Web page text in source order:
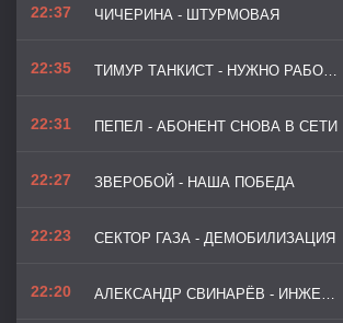
22:37 ЧИЧЕРИНА - ШТУРМОВАЯ
22:35 ТИМУР ТАНКИСТ - НУЖНО РАБОТАТЬ, БРАТ
22:31 ПЕПЕЛ - АБОНЕНТ СНОВА В СЕТИ
22:27 ЗВЕРОБОЙ - НАША ПОБЕДА
22:23 СЕКТОР ГАЗА - ДЕМОБИЛИЗАЦИЯ
22:20 АЛЕКСАНДР СВИНАРЁВ - ИНЖЕНЕРНЫЕ ВОЙСКА